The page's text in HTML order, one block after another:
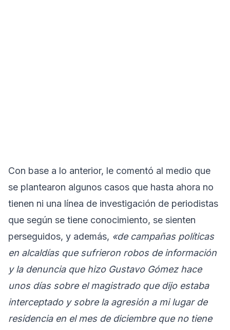
Con base a lo anterior, le comentó al medio que
se plantearon algunos casos que hasta ahora no
tienen ni una línea de investigación de periodistas
que según se tiene conocimiento, se sienten
perseguidos, y además, «de campañas políticas
en alcaldías que sufrieron robos de información
y la denuncia que hizo Gustavo Gómez hace
unos días sobre el magistrado que dijo estaba
interceptado y sobre la agresión a mi lugar de
residencia en el mes de diciembre que no tiene